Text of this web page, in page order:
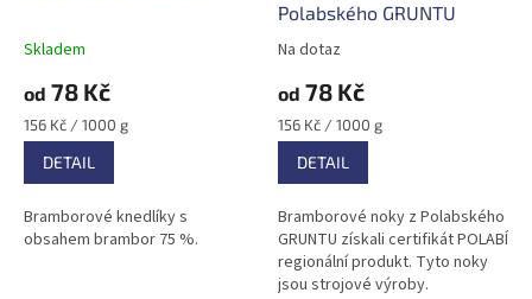
Skladem
od 78 Kč
Měrná
cena:
156 Kč / 1000 g
DETAIL
Bramborové knedlíky s
obsahem brambor 75 %.
Polabského GRUNTU
Na dotaz
od 78 Kč
Měrná
cena:
156 Kč / 1000 g
DETAIL
Bramborové noky z Polabského
GRUNTU získali certifikát POLABÍ
regionální produkt. Tyto noky
jsou strojové výroby.